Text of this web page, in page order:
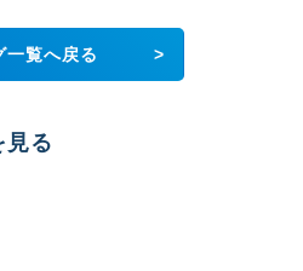
一覧へ戻る >
見る